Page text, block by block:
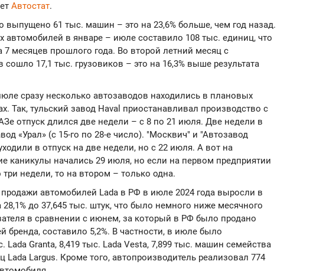
Автостат.
61 тыс. машин – это на 23,6% больше, чем год назад.
автомобилей в январе – июле составило 108 тыс. единиц, что
7 месяцев прошлого года. Во второй летний месяц с
сошло 17,1 тыс. грузовиков – это на 16,3% выше результата
сразу несколько автозаводов находились в плановых
Так, тульский завод Haval приостанавливал производство с
отпуск длился две недели – с 8 по 21 июля. Две недели в
«Урал» (с 15-го по 28-е число). "Москвич" и "Автозавод
в отпуск на две недели, но с 22 июля. А вот на
каникулы начались 29 июля, но если на первом предприятии
недели, то на втором – только одна.
продажи автомобилей Lada в РФ в июле 2024 года выросли в
до 37,645 тыс. штук, что было немного ниже месячного
в сравнении с июнем, за который в РФ было продано
бренда, составило 5,2%. В частности, в июле было
Lada Granta, 8,419 тыс. Lada Vesta, 7,899 тыс. машин семейства
Lada Largus. Кроме того, автопроизводитель реализовал 774